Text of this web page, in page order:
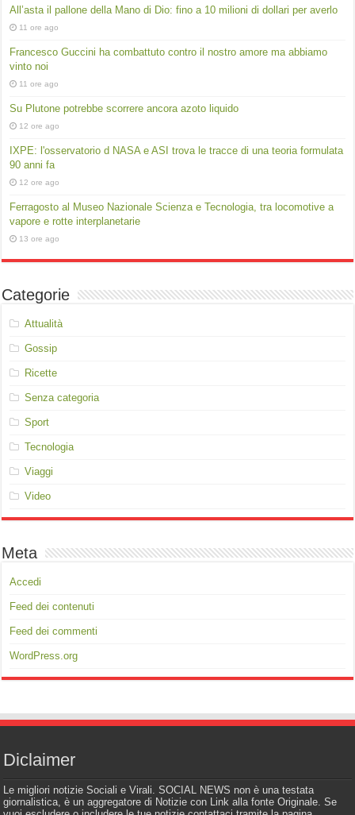
All’asta il pallone della Mano di Dio: fino a 10 milioni di dollari per averlo
11 ore ago
Francesco Guccini ha combattuto contro il nostro amore ma abbiamo
vinto noi
11 ore ago
Su Plutone potrebbe scorrere ancora azoto liquido
12 ore ago
IXPE: l'osservatorio d NASA e ASI trova le tracce di una teoria formulata
90 anni fa
12 ore ago
Ferragosto al Museo Nazionale Scienza e Tecnologia, tra locomotive a
vapore e rotte interplanetarie
13 ore ago
Categorie
Attualità
Gossip
Ricette
Senza categoria
Sport
Tecnologia
Viaggi
Video
Meta
Accedi
Feed dei contenuti
Feed dei commenti
WordPress.org
Diclaimer
Le migliori notizie Sociali e Virali. SOCIAL NEWS non è una testata
giornalistica, è un aggregatore di Notizie con Link alla fonte Originale. Se